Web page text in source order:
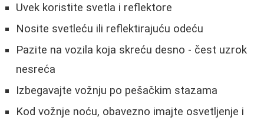
Uvek koristite svetla i reflektore
Nosite svetleću ili reflektirajuću odeću
Pazite na vozila koja skreću desno - čest uzrok
nesreća
Izbegavajte vožnju po pešačkim stazama
Kod vožnje noću, obavezno imajte osvetljenje i